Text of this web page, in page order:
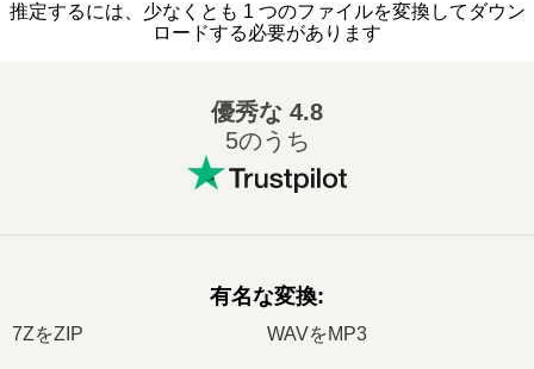
推定するには、少なくとも 1 つのファイルを変換してダウン
ロードする必要があります
優秀な 4.8
5のうち
有名な変換:
7ZをZIP WAVをMP3